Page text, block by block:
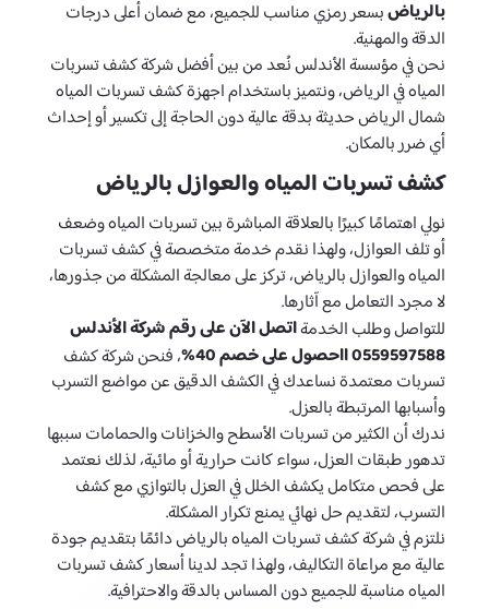
بالرياضبسعر رمزي مناسب للجميع، مع ضمان أعلى درجات
الدقة والمهنية.
نحن في مؤسسة الأندلس نُعد من بين أفضل شركة كشف تسربات
المياه في الرياض، ونتميز باستخدام اجهزة كشف تسربات المياه
شمال الرياض حديثة بدقة عالية دون الحاجة إلى تكسير أو إحداث
أي ضرر بالمكان.
كشف تسربات المياه والعوازل بالرياض
نولي اهتمامًا كبيرًا بالعلاقة المباشرة بين تسربات المياه وضعف
أو تلف العوازل، ولهذا نقدم خدمة متخصصة في كشف تسربات
المياه والعوازل بالرياض، تركز على معالجة المشكلة من جذورها،
لا مجرد التعامل مع آثارها.
للتواصل وطلب الخدمةاتصل الآن على رقم شركة الأندلس
0559597588 ااحصول على خصم 40%
، فنحن شركة كشف
تسربات معتمدة نساعدك في الكشف الدقيق عن مواضع التسرب
وأسبابها المرتبطة بالعزل.
ندرك أن الكثير من تسربات الأسطح والخزانات والحمامات سببها
تدهور طبقات العزل، سواء كانت حرارية أو مائية، لذلك نعتمد
على فحص متكامل يكشف الخلل في العزل بالتوازي مع كشف
التسرب، لتقديم حل نهائي يمنع تكرار المشكلة.
نلتزم في شركة كشف تسربات المياه بالرياض دائمًا بتقديم جودة
عالية مع مراعاة التكاليف، ولهذا تجد لدينا أسعار كشف تسربات
المياه مناسبة للجميع دون المساس بالدقة والاحترافية.